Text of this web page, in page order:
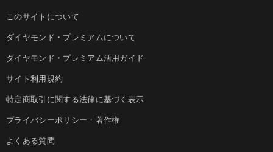
このサイトについて
ダイヤモンド・プレミアムについて
ダイヤモンド・プレミアム活用ガイド
サイト利用規約
特定商取引に関する法律に基づく表示
プライバシーポリシー・著作権
よくある質問